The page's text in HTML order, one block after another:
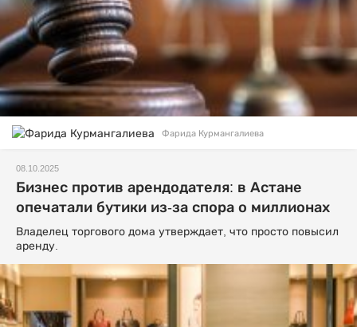
Фарида Курмангалиева
08.10.2025
Бизнес против арендодателя: в Астане
опечатали бутики из-за спора о миллионах
Владелец торгового дома утверждает, что просто повысил
аренду.